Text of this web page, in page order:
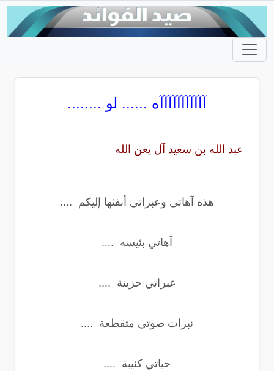
آآآآآآآآآآآه ...... لو ........
عبد الله بن سعيد آل يعن الله
هذه آهاتي وعبراتي أنفثها إليكم ....
آهاتي بئيسه ....
عبراتي حزينة ....
نبرات صوتي متقطعة ....
حياتي كئيبة ....